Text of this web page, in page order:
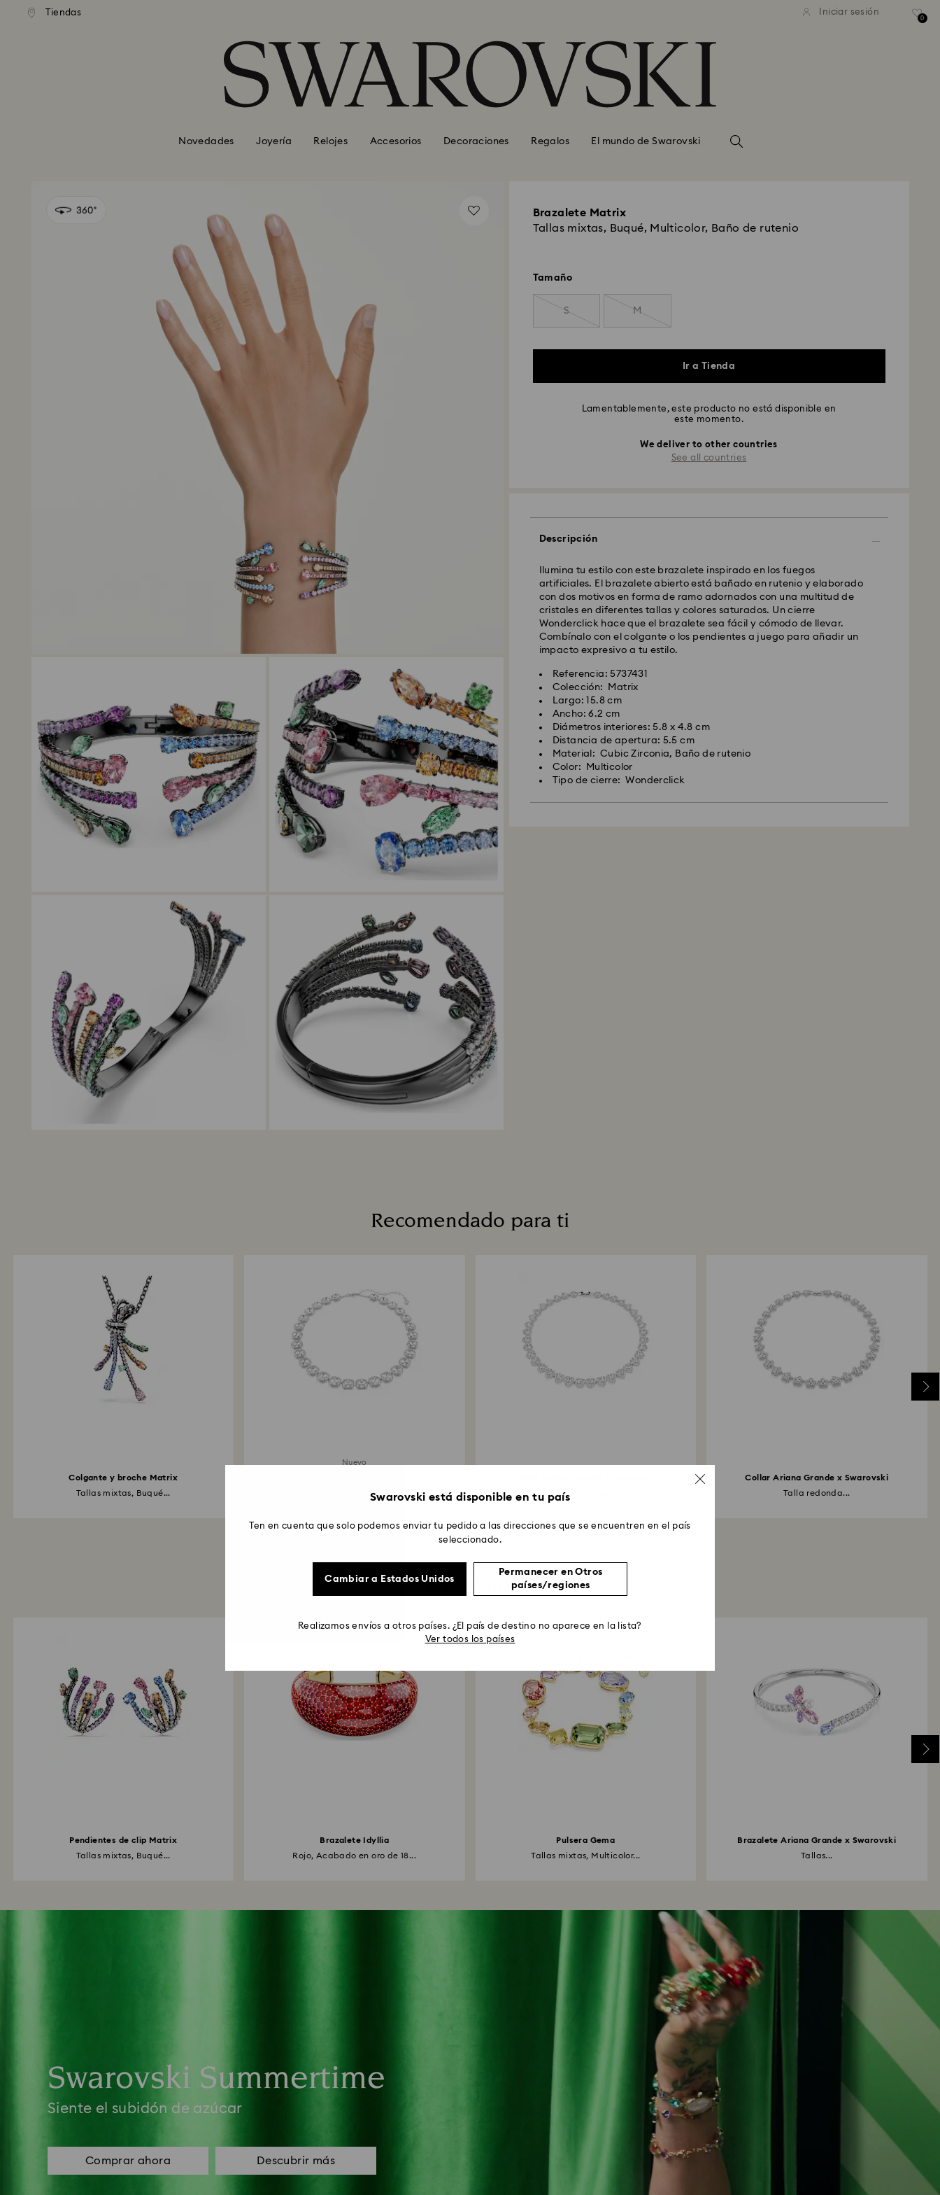
Accesskeys list
Tiendas Iniciar sesión
0
Novedades Joyería Relojes Accesorios Decoraciones Regalos El mundo de Swarovski
Brazalete Matrix
Tallas mixtas, Buqué, Multicolor, Baño de rutenio
Tamaño
S M
Ir a Tienda
Lamentablemente, este producto no está disponible en
este momento.
We deliver to other countries
See all countries
Descripción
Ilumina tu estilo con este brazalete inspirado en los fuegos
artificiales. El brazalete abierto está bañado en rutenio y elaborado
con dos motivos en forma de ramo adornados con una multitud de
cristales en diferentes tallas y colores saturados. Un cierre
Wonderclick hace que el brazalete sea fácil y cómodo de llevar.
Combínalo con el colgante o los pendientes a juego para añadir un
impacto expresivo a tu estilo.
Referencia: 5737431
Colección: Matrix
Largo: 15.8 cm
Ancho: 6.2 cm
Diámetros interiores: 5.8 x 4.8 cm
Distancia de apertura: 5.5 cm
Material: Cubic Zirconia, Baño de rutenio
Color: Multicolor
Tipo de cierre: Wonderclick
Recomendado para ti
Colgante y broche Matrix
Tallas mixtas, Buqué...
Nuevo
Talla cojin, Blanco, Baño...
Tallas mixtas...
Collar Ariana Grande x Swarovski
Talla redonda...
También podría gustarte
Pendientes de clip Matrix
Tallas mixtas, Buqué...
Brazalete Idyllia
Rojo, Acabado en oro de 18...
Pulsera Gema
Tallas mixtas, Multicolor...
Brazalete Ariana Grande x Swarovski
Tallas...
Swarovski Summertime
Siente el subidón de azúcar
Comprar ahora Descubrir más
Swarovski está disponible en tu país
Ten en cuenta que solo podemos enviar tu pedido a las direcciones que se encuentren en el país
seleccionado.
Cambiar a Estados Unidos
Permanecer en Otros
países/regiones
Realizamos envíos a otros países. ¿El país de destino no aparece en la lista?
Ver todos los países